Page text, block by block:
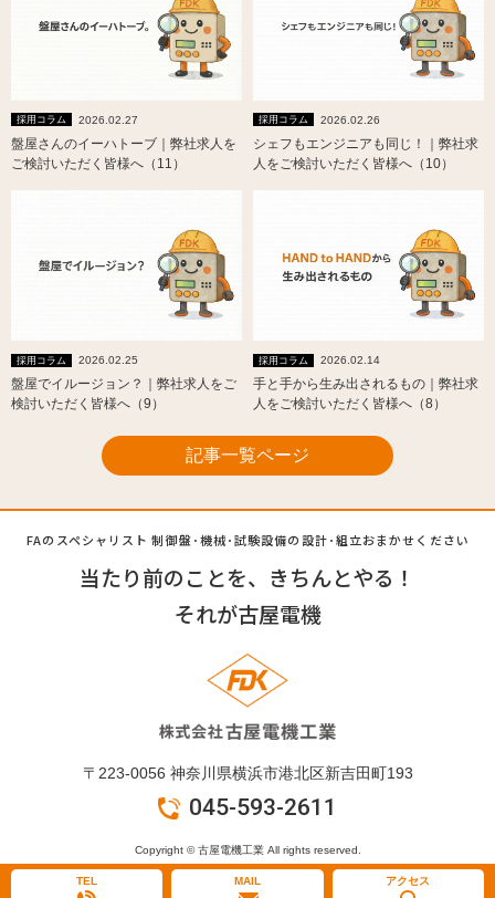
採用コラム 2026.02.27
盤屋さんのイーハトーブ｜弊社求人を
ご検討いただく皆様へ（11）
採用コラム 2026.02.26
シェフもエンジニアも同じ！｜弊社求
人をご検討いただく皆様へ（10）
採用コラム 2026.02.25
盤屋でイルージョン？｜弊社求人をご
検討いただく皆様へ（9）
採用コラム 2026.02.14
手と手から生み出されるもの｜弊社求
人をご検討いただく皆様へ（8）
記事一覧ページ
FAのスペシャリスト 制御盤･機械･試験設備の設計･組立おまかせください
当たり前のことを、きちんとやる！
それが古屋電機
〒223-0056 神奈川県横浜市港北区新吉田町193
045-593-2611
Copyright © 古屋電機工業 All rights reserved.
TEL MAIL アクセス